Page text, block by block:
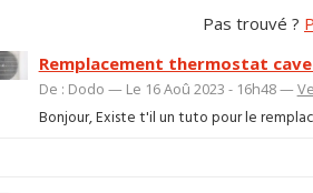
Pas trouvé ?
Remplacement thermostat
De : Dodo — Le 16 Aoû 2023 - 16h48 —
Bonjour, Existe t'il un tuto pour le